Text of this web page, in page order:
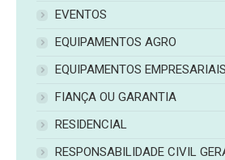
EVENTOS
EQUIPAMENTOS AGRO
EQUIPAMENTOS EMPRESARIAIS
FIANÇA OU GARANTIA
RESIDENCIAL
RESPONSABILIDADE CIVIL